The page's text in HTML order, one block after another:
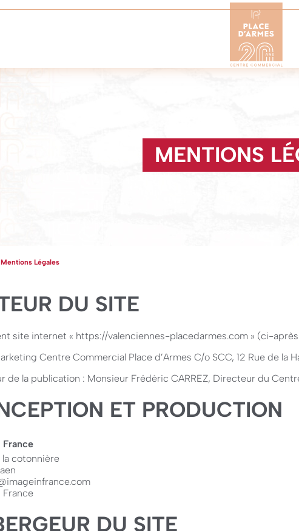
MENTIONS
Mentions Légales
DU SITE
site internet « https://valenciennes-placedarmes.com » (ci-
Centre Commercial Place d’Armes C/o SCC, 12 Rue de la
de la publication : Monsieur Frédéric CARREZ, Directeur du
ET PRODUCTION
France
la cotonnière
France
DU SITE